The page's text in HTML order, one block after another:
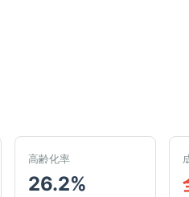
高齢化率
26.2%